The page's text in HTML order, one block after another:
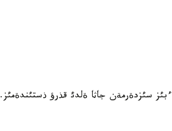
سئزدةرمةن جاثا ةلدئ قذرؤ ذستئندةمئز.